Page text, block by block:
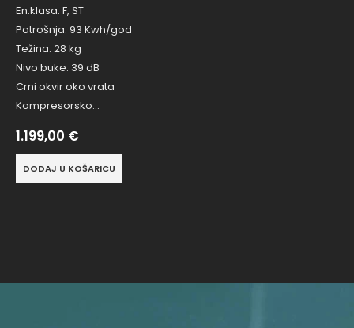
En.klasa: F, ST
Potrošnja: 93 Kwh/god
Težina: 28 kg
Nivo buke: 39 dB
Crni okvir oko vrata
Kompresorsko…
1.199,00 €
DODAJ U KOŠARICU